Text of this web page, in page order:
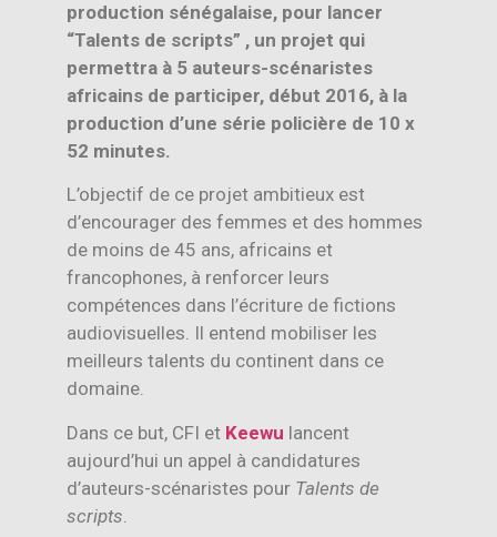
production sénégalaise, pour lancer
“Talents de scripts” , un projet qui
permettra à 5 auteurs-scénaristes
africains de participer, début 2016, à la
production d’une série policière de 10 x
52 minutes.
L’objectif de ce projet ambitieux est
d’encourager des femmes et des hommes
de moins de 45 ans, africains et
francophones, à renforcer leurs
compétences dans l’écriture de fictions
audiovisuelles. Il entend mobiliser les
meilleurs talents du continent dans ce
domaine.
Dans ce but, CFI et Keewu lancent
aujourd’hui un appel à candidatures
d’auteurs-scénaristes pour Talents de
scripts